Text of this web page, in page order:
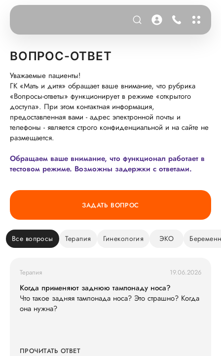
ВОПРОС-ОТВЕТ
Уважаемые пациенты!
ГК «Мать и дитя» обращает ваше внимание, что рубрика
«Вопросы-ответы» функционирует в режиме «открытого
доступа». При этом контактная информация,
предоставленная вами - адрес электронной почты и
телефоны - является строго конфиденциальной и на сайте не
размещается.
Обращаем ваше внимание, что функционал работает в
тестовом режиме. Возможны задержки с ответами.
ЗАДАТЬ ВОПРОС
Все вопросы Терапия Гинекология ЭКО
Терапия 19.06.2026
Когда применяют заднюю тампонаду носа?
Что такое задняя тампонада носа? Это страшно? Когда
она нужна?
ПРОЧИТАТЬ ОТВЕТ